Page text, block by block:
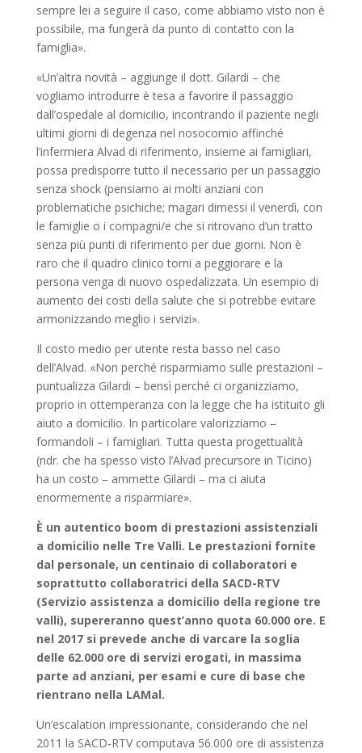
sempre lei a seguire il caso, come abbiamo visto non è
possibile, ma fungerà da punto di contatto con la
famiglia».
«Un’altra novità – aggiunge il dott. Gilardi – che
vogliamo introdurre è tesa a favorire il passaggio
dall’ospedale al domicilio, incontrando il paziente negli
ultimi giorni di degenza nel nosocomio affinché
l’infermiera Alvad di riferimento, insieme ai famigliari,
possa predisporre tutto il necessario per un passaggio
senza shock (pensiamo ai molti anziani con
problematiche psichiche; magari dimessi il venerdì, con
le famiglie o i compagni/e che si ritrovano d’un tratto
senza più punti di riferimento per due giorni. Non è
raro che il quadro clinico torni a peggiorare e la
persona venga di nuovo ospedalizzata. Un esempio di
aumento dei costi della salute che si potrebbe evitare
armonizzando meglio i servizi».
Il costo medio per utente resta basso nel caso
dell’Alvad. «Non perché risparmiamo sulle prestazioni –
puntualizza Gilardi – bensì perché ci organizziamo,
proprio in ottemperanza con la legge che ha istituito gli
aiuto a domicilio. In particolare valorizziamo –
formandoli – i famigliari. Tutta questa progettualità
(ndr. che ha spesso visto l’Alvad precursore in Ticino)
ha un costo – ammette Gilardi – ma ci aiuta
enormemente a risparmiare».
È un autentico boom di prestazioni assistenziali
a domicilio nelle Tre Valli. Le prestazioni fornite
dal personale, un centinaio di collaboratori e
soprattutto collaboratrici della SACD-RTV
(Servizio assistenza a domicilio della regione tre
valli), supereranno quest’anno quota 60.000 ore. E
nel 2017 si prevede anche di varcare la soglia
delle 62.000 ore di servizi erogati, in massima
parte ad anziani, per esami e cure di base che
rientrano nella LAMal.
Un’escalation impressionante, considerando che nel
2011 la SACD-RTV computava 56.000 ore di assistenza